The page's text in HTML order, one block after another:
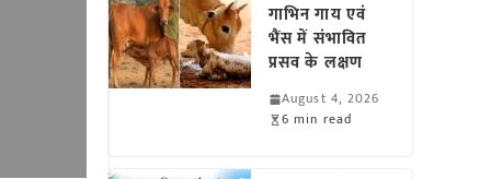
गाभिन गाय एवं
भैंस में संभावित
प्रसव के लक्षण
August 4, 2026
6 min read